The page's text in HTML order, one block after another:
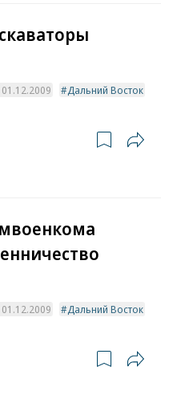
Дальний Восток
Дальний Восток